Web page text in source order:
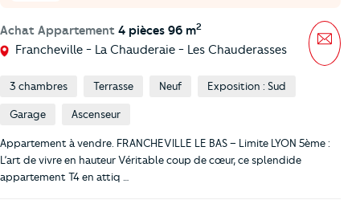
Achat Appartement 4 pièces 96 m2
Francheville - La Chauderaie - Les Chauderasses
3 chambres Terrasse Neuf Exposition : Sud
Garage Ascenseur
Appartement à vendre. FRANCHEVILLE LE BAS – Limite LYON 5ème :
L’art de vivre en hauteur Véritable coup de cœur, ce splendide
appartement T4 en attiq …